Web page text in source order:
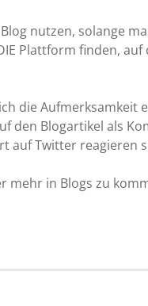
nutzen, solange
Plattform finden,
die Aufmerksamkeit
den Blogartikel als
auf Twitter reagieren
mehr in Blogs zu